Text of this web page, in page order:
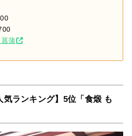
蒲
気ランキング】5位「食煅 も